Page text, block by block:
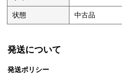
状態 中古品
発送について
発送ポリシー